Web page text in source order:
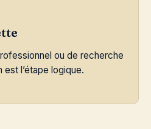
ou de recherche
l’étape logique.